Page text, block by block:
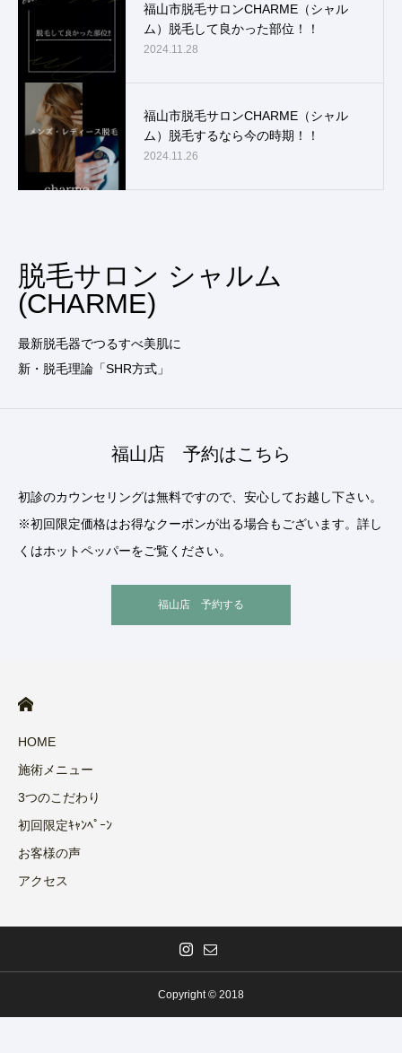
福山市脱毛サロンCHARME（シャル
ム）脱毛して良かった部位！！
2024.11.28
福山市脱毛サロンCHARME（シャル
ム）脱毛するなら今の時期！！
2024.11.26
脱毛サロン シャルム
(CHARME)
最新脱毛器でつるすべ美肌に
新・脱毛理論「SHR方式」
福山店 予約はこちら
初診のカウンセリングは無料ですので、安心してお越し下さい。
※初回限定価格はお得なクーポンが出る場合もございます。詳し
くはホットペッパーをご覧ください。
福山店 予約する
HOME
施術メニュー
3つのこだわり
初回限定ｷｬﾝﾍﾟｰﾝ
お客様の声
アクセス
Copyright © 2018